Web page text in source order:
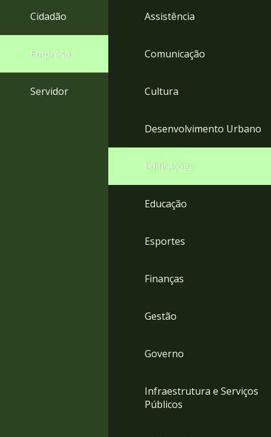
Cidadão
Empresa
Servidor
Assistência
Comunicação
Cultura
Desenvolvimento Urbano
Edificações
Educação
Esportes
Finanças
Gestão
Governo
Infraestrutura e Serviços
Públicos